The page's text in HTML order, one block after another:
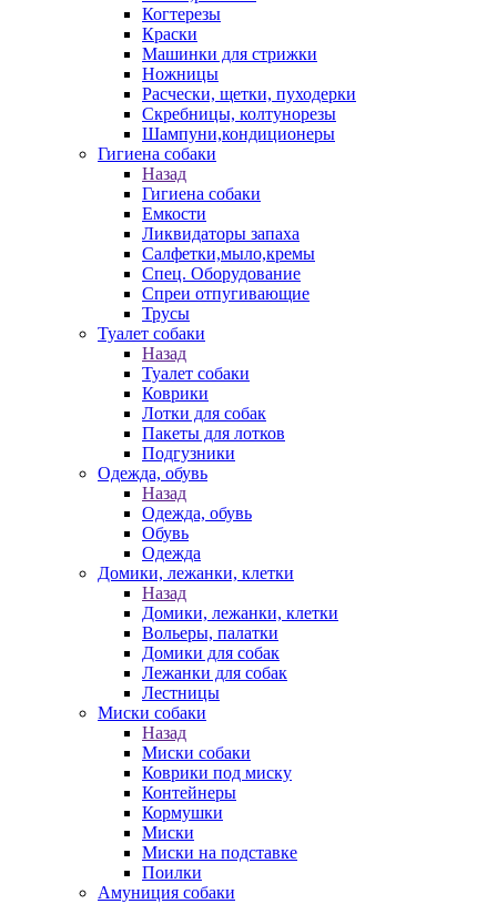
Когтерезы
Краски
Машинки для стрижки
Ножницы
Расчески, щетки, пуходерки
Скребницы, колтунорезы
Шампуни,кондиционеры
Гигиена собаки
Назад
Гигиена собаки
Емкости
Ликвидаторы запаха
Салфетки,мыло,кремы
Спец. Оборудование
Спреи отпугивающие
Трусы
Туалет собаки
Назад
Туалет собаки
Коврики
Лотки для собак
Пакеты для лотков
Подгузники
Одежда, обувь
Назад
Одежда, обувь
Обувь
Одежда
Домики, лежанки, клетки
Назад
Домики, лежанки, клетки
Вольеры, палатки
Домики для собак
Лежанки для собак
Лестницы
Миски собаки
Назад
Миски собаки
Коврики под миску
Контейнеры
Кормушки
Миски
Миски на подставке
Поилки
Амуниция собаки